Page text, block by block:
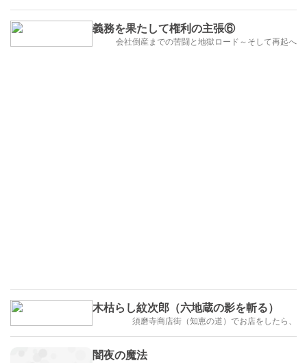
義務を果たして権利の主張⑥
会社倒産までの苦闘と地獄ロード～そして再起へ
木枯らし紋次郎（六地蔵の影を斬る）
須磨寺商店街（知恵の道）でお店をしたら、
闇夜の魔法